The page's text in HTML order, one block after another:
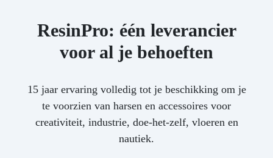
ResinPro: één leverancier
voor al je behoeften
15 jaar ervaring volledig tot je beschikking om je
te voorzien van harsen en accessoires voor
creativiteit, industrie, doe-het-zelf, vloeren en
nautiek.